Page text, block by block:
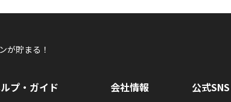
が貯まる！
プ・ガイド 会社情報 公式SNS